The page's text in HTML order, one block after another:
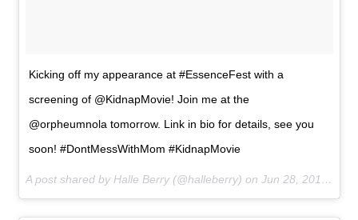
Kicking off my appearance at #EssenceFest with a
screening of @KidnapMovie! Join me at the
@orpheumnola tomorrow. Link in bio for details, see you
soon! #DontMessWithMom #KidnapMovie
A post shared by Halle Berry (@halleberry) on Jun 28, 2017 at 9:13am PDT